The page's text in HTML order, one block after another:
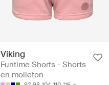
Viking
Funtime Shorts - Shorts
en molleton